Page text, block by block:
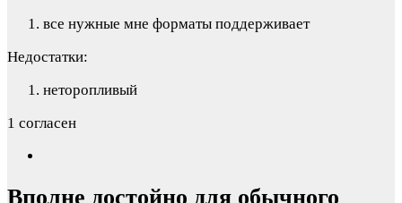
все нужные мне форматы поддерживает
Недостатки:
неторопливый
1 согласен
Вполне достойно для обычного